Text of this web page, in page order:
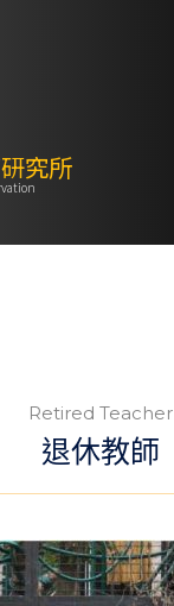
究所
Retired Teacher
退休教師